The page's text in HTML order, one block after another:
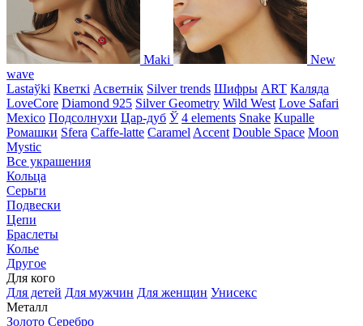
Maki
New
wave
Lastaўki Кветкі Асветнiк Silver trends Шифры ART Каляда
LoveCore Diamond 925 Silver Geometry Wild West Love Safari
Mexico Подсолнухи Цар-дуб Ў 4 elements Snake Kupalle
Ромашки Sfera Caffe-latte Caramel Accent Double Space Moon
Mystic
Все украшения
Кольца
Серьги
Подвески
Цепи
Браслеты
Колье
Другое
Для кого
Для детей Для мужчин Для женщин Унисекс
Металл
Золото Серебро